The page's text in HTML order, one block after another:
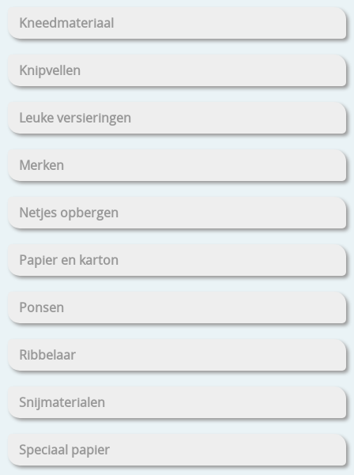
Kneedmateriaal
Knipvellen
Leuke versieringen
Merken
Netjes opbergen
Papier en karton
Ponsen
Ribbelaar
Snijmaterialen
Speciaal papier